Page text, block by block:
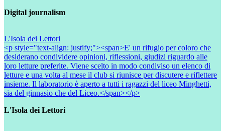
Digital journalism
L'Isola dei Lettori
<p style="text-align: justify;"><span>E' un rifugio per coloro che
desiderano condividere opinioni, riflessioni, giudizi riguardo alle
loro letture preferite. Viene scelto in modo condiviso un elenco di
letture e una volta al mese il club si riunisce per discutere e riflettere
insieme. Il laboratorio è aperto a tutti i ragazzi del liceo Minghetti,
sia del ginnasio che del Liceo.</span></p>
L'Isola dei Lettori